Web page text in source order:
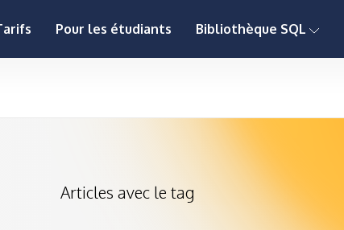
null
Pour les étudiants Bibliothèque SQL
Articles avec le tag